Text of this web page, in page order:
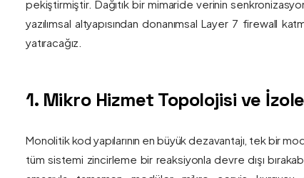
pekiştirmiştir. Dağıtık bir mimaride verinin
yazılımsal altyapısından donanımsal Layer 7 firewall
yatıracağız.
1. Mikro Hizmet Topolojisi ve
Monolitik kod yapılarının en büyük dezavantajı, tek bir
tüm sistemi zincirleme bir reaksiyonla devre dışı